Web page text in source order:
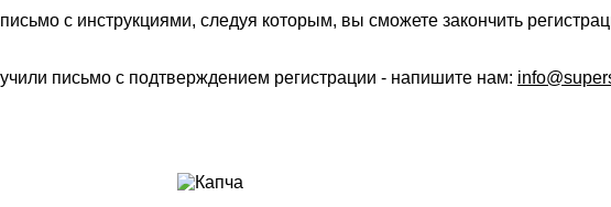
с инструкциями, следуя которым, вы сможете закончить
письмо с подтверждением регистрации - напишите нам: